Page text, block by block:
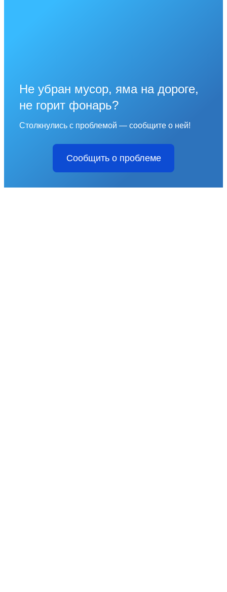
Не убран мусор, яма на дороге,
не горит фонарь?
Столкнулись с проблемой — сообщите о ней!
Сообщить о проблеме